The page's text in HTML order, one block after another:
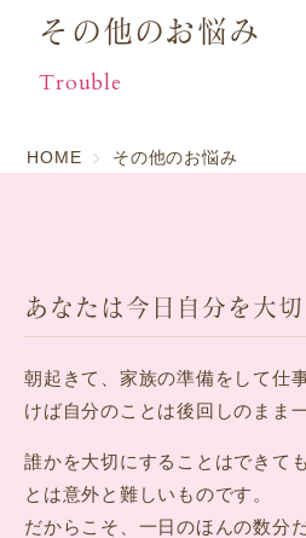
その他のお悩み
Trouble
HOME その他のお悩み
あなたは今日自分を大
朝起きて、家族の準備をして仕
けば自分のことは後回しのまま
誰かを大切にすることはできて
とは意外と難しいものです。
だからこそ、一日のほんの数分